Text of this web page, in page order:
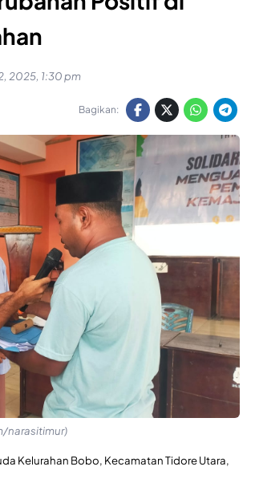
2025, 1:30 pm
Bagikan:
narasitimur)
Kelurahan Bobo, Kecamatan Tidore Utara,